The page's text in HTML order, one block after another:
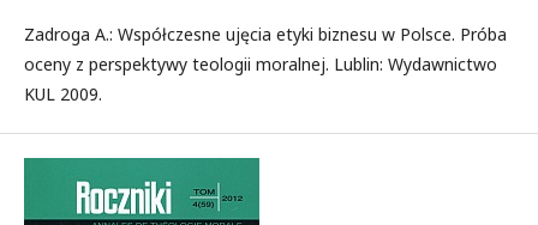
Zadroga A.: Współczesne ujęcia etyki biznesu w Polsce. Próba
oceny z perspektywy teologii moralnej. Lublin: Wydawnictwo
KUL 2009.